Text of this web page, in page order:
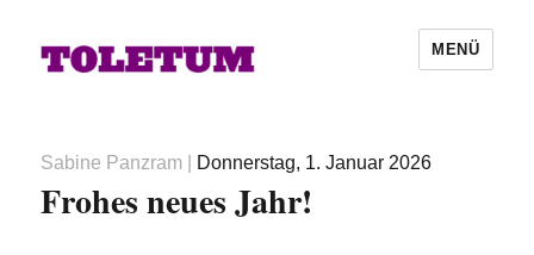
MENÜ
Autor
Sabine Panzram
Veröffentlicht
am
Donnerstag, 1. Januar 2026
Frohes neues Jahr!